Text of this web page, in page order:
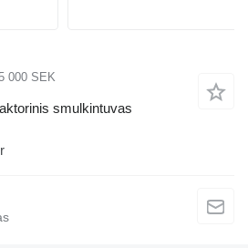
000 SEK
smulkintuvas